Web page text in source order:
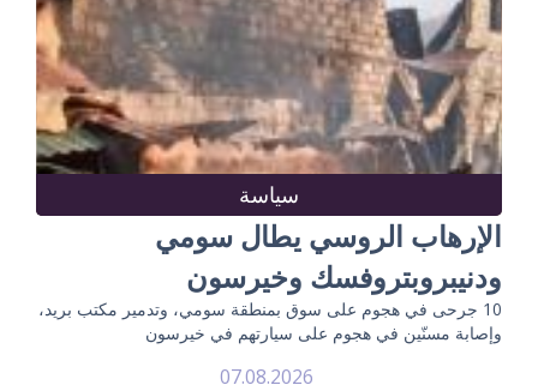
سياسة
الإرهاب الروسي يطال سومي
ودنيبروبتروفسك وخيرسون
10 جرحى في هجوم على سوق بمنطقة سومي، وتدمير مكتب بريد،
وإصابة مسنّين في هجوم على سيارتهم في خيرسون
07.08.2026